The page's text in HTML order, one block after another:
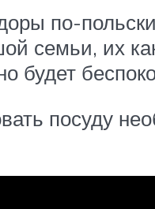
по-
семьи, их
будет
посуду